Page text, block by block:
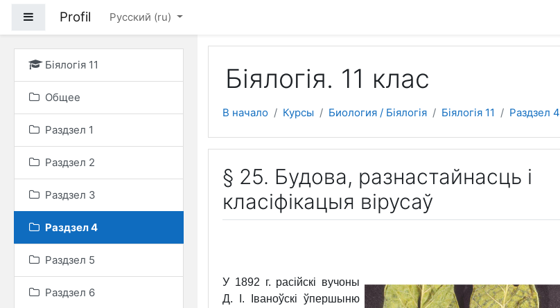
Боковая панель
Profil Русский ‎(ru)‎
Біялогія 11
Общее
Раздзел 1
Раздзел 2
Раздзел 3
Раздзел 4
Раздзел 5
Раздзел 6
Біялогія. 11 клас
В начало Курсы Биология / Біялогія Біялогія 11 Раздзел 4
§ 25. Будова, разнастайнасць і
класiфiкацыя вірусаў
У 1892 г. расійскі вучоны
Д. І. Іваноўскі ўпершыню